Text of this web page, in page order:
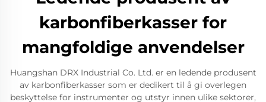
karbonfiberkasser for
mangfoldige anvendelser
Huangshan DRX Industrial Co. Ltd. er en ledende produsent
av karbonfiberkasser som er dedikert til å gi overlegen
beskyttelse for instrumenter og utstyr innen ulike sektorer,